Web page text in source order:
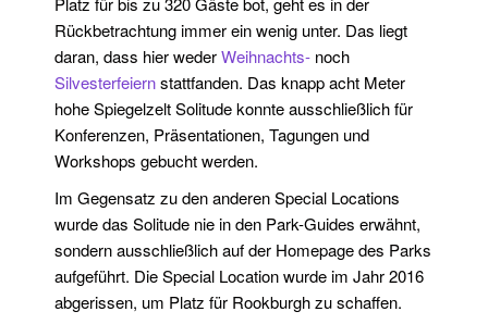
Rückbetrachtung immer ein wenig unter. Das liegt
daran, dass hier wederWeihnachts- noch
Silvesterfeiernstattfanden. Das knapp acht Meter
hohe Spiegelzelt Solitude konnte ausschließlich für
Konferenzen, Präsentationen, Tagungen und
Workshops gebucht werden.
Im Gegensatz zu den anderen Special Locations
wurde das Solitude nie in den Park-Guides erwähnt,
sondern ausschließlich auf der Homepage des Parks
aufgeführt. Die Special Location wurde im Jahr 2016
abgerissen, um Platz für Rookburgh zu schaffen.